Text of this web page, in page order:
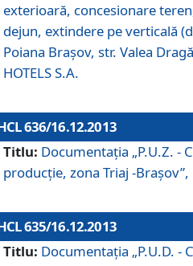
exterioară, concesionare
dejun, extindere pe verticală
Poiana Braşov, str. Valea
HOTELS S.A.
636/16.12.2013
Titlu: Documentaţia „P.U.Z. -
producţie, zona Triaj -
635/16.12.2013
Titlu: Documentaţia „P.U.D. -